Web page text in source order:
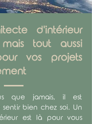
d'intérieur
tout aussi
vos projets
que jamais, il est
bien chez soi. Un
est là pour vous